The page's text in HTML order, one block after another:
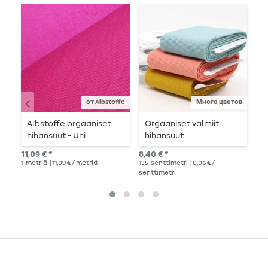
от Albstoffe
Albstoffe orgaaniset
hihansuut - Uni
vaaleanpunainen
11,09 € *
1 metriä | 11,09 € / metriä
Много цветов
Orgaaniset valmiit
hihansuut
8,40 € *
135 senttimetri
| 0,06 € /
senttimetri